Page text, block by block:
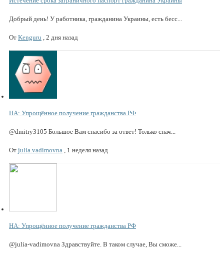
Добрый день! У работника, гражданина Украины, есть бесс...
От Kenguru , 2 дня назад
НА: Упрощённое получение гражданства РФ
@dmitry3105 Большое Вам спасибо за ответ! Только снач...
От julia.vadimovna , 1 неделя назад
НА: Упрощённое получение гражданства РФ
@julia-vadimovna Здравствуйте. В таком случае, Вы сможе...